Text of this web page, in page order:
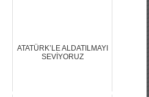
ATATÜRK’LE ALDATILMAYI
SEVİYORUZ